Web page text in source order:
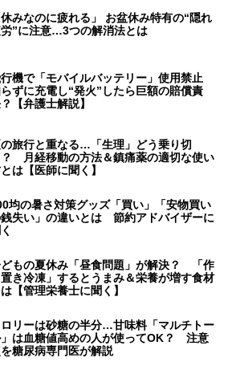
休みなのに疲れる」 お盆休み特有の“隠れ
”に注意…3つの解消法とは
機で「モバイルバッテリー」使用禁止
ずに充電し“発火”したら巨額の賠償責
【弁護士解説】
旅行と重なる…「生理」どう乗り切
月経移動の方法＆鎮痛薬の適切な使い
は【医師に聞く】
均の暑さ対策グッズ「買い」「安物買い
失い」の違いとは 節約アドバイザーに
もの夏休み「昼食問題」が解決？ 「作
置き冷凍」するとうまみ＆栄養が増す食材
【管理栄養士に聞く】
リーは砂糖の半分…甘味料「マルチトー
は血糖値高めの人が使ってOK？ 注意
糖尿病専門医が解説